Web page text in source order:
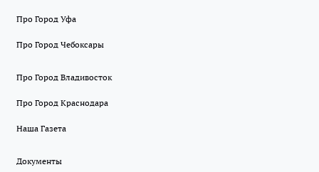
Про Город Уфа
Про Город Чебоксары
Про Город Владивосток
Про Город Краснодара
Наша Газета
Документы